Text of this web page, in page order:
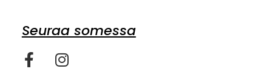
Seuraa somessa